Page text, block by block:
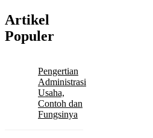
Artikel
Populer
Pengertian
Administrasi
Usaha,
Contoh dan
Fungsinya